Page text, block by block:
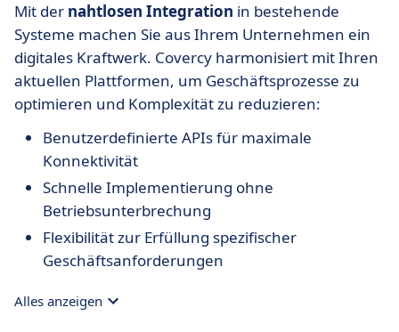
Mit der nahtlosen Integration in bestehende
Systeme machen Sie aus Ihrem Unternehmen ein
digitales Kraftwerk. Covercy harmonisiert mit Ihren
aktuellen Plattformen, um Geschäftsprozesse zu
optimieren und Komplexität zu reduzieren:
Benutzerdefinierte APIs für maximale
Konnektivität
Schnelle Implementierung ohne
Betriebsunterbrechung
Flexibilität zur Erfüllung spezifischer
Geschäftsanforderungen
Alles anzeigen